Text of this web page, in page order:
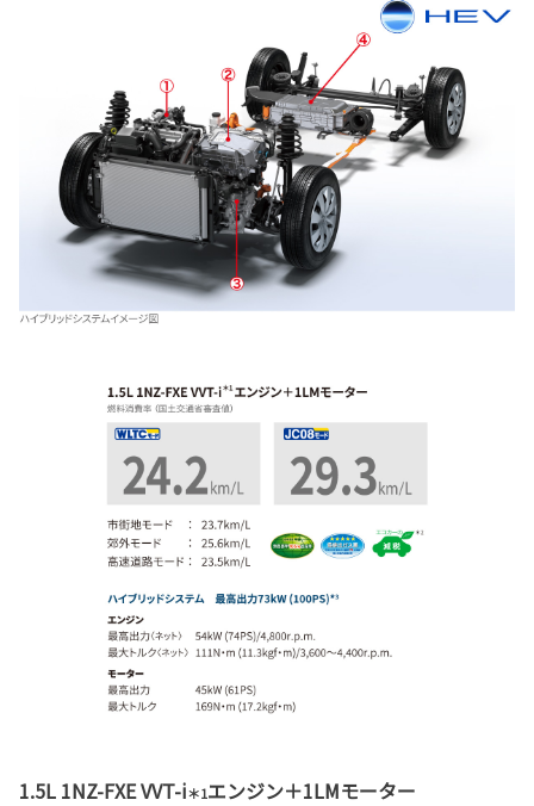
1.5L 1NZ-FXE VVT-i＊1エンジン＋1LMモーター